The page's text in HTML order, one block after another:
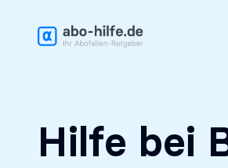
Hilfe bei